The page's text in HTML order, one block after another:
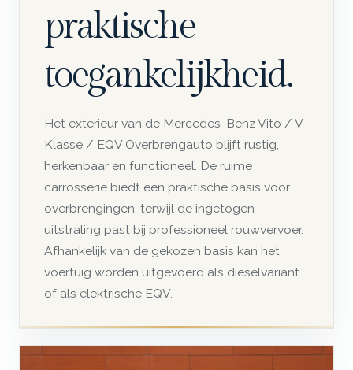
praktische
toegankelijkheid.
Het exterieur van de Mercedes-Benz Vito / V-
Klasse / EQV Overbrengauto blijft rustig,
herkenbaar en functioneel. De ruime
carrosserie biedt een praktische basis voor
overbrengingen, terwijl de ingetogen
uitstraling past bij professioneel rouwvervoer.
Afhankelijk van de gekozen basis kan het
voertuig worden uitgevoerd als dieselvariant
of als elektrische EQV.